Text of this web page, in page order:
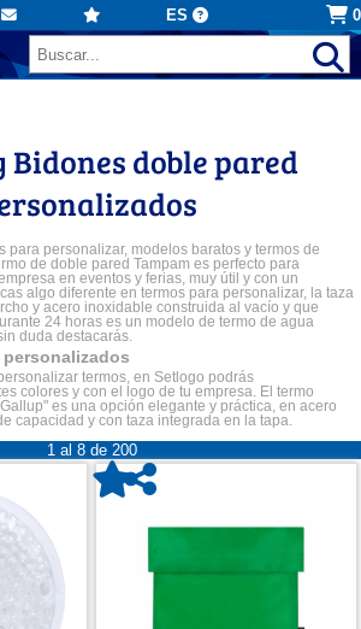
ES 0
Bidones doble pared
para personalizar, modelos baratos y termos de
de doble pared Tampam es perfecto para
en eventos y ferias, muy útil y con un
algo diferente en termos para personalizar, la taza
y acero inoxidable construida al vacío y que
24 horas es un modelo de termo de agua
duda destacarás.
personalizados
termos, en Setlogo podrás
colores y con el logo de tu empresa. El termo
es una opción elegante y práctica, en acero
capacidad y con taza integrada en la tapa.
1 al 8 de 200